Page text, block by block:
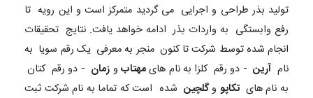
تولید بذر طراحی و اجرایی می گردید متمرکز است و این رویه تا
رفع وابستگی به واردات بذر ادامه خواهد یافت. نتایج تحقیقات
انجام شده توسط شرکت تا کنون منجر به معرفی یک رقم سویا به
نام آرین- دو رقم کلزا به نام هایمهتابو زمان - دو رقم کتان
به نام هایتکاپو وگلچین شده است که تماما به نام شرکت ثبت